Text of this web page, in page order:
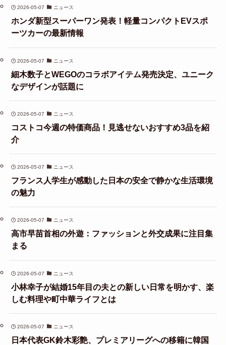
2026-05-07 ニュース
ホンダ新型スーパーワン発表！軽量コンパクトEVスポ
ーツカーの最新情報
2026-05-07 ニュース
細木数子とWEGOのコラボアイテム発売決定、ユニーク
なデザインが話題に
2026-05-07 ニュース
コストコ今週の特価商品！見逃せないおすすめ3品を紹
介
2026-05-07 ニュース
フランス人学生が感動した日本の安全で静かな生活環境
の魅力
2026-05-07 ニュース
高市早苗首相の外遊：ファッションと外交成果に注目集
まる
2026-05-07 ニュース
小林幸子が結婚15年目の夫との新しい日常を明かす、楽
しむ料理や町中華ライフとは
2026-05-07 ニュース
日本代表GK鈴木彩艶、プレミアリーグへの移籍に韓国